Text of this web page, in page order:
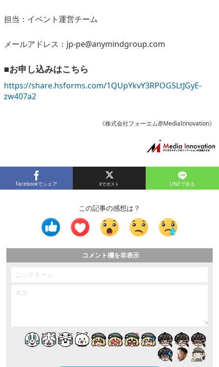
担当：イベント運営チーム
メールアドレス：jp-pe@anymindgroup.com
■お申し込みはこちら
https://share.hsforms.com/1QUpYkvY3RPOGSLtJGyE-
zw407a2
《株式会社フォーエム@MediaInnovation》
Facebookでシェア LINEで送る
この記事の感想は？
コメント欄を非表示